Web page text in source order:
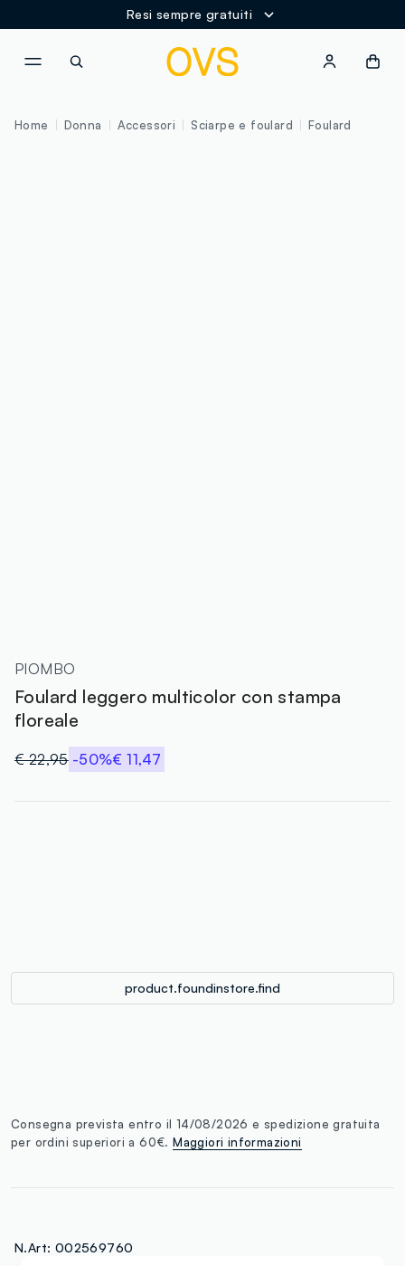
Resi sempre gratuiti
Home Donna Accessori Sciarpe e foulard Foulard
PIOMBO
Foulard leggero multicolor con stampa
floreale
€ 22,95 -50%€ 11,47
product.foundinstore.find
Consegna prevista entro il 14/08/2026 e spedizione gratuita
per ordini superiori a 60€.Maggiori informazioni
N.Art: 002569760